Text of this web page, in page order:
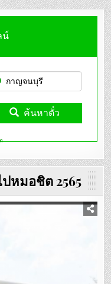
น์
ค้นหาตั๋ว
หมอชิต 2565